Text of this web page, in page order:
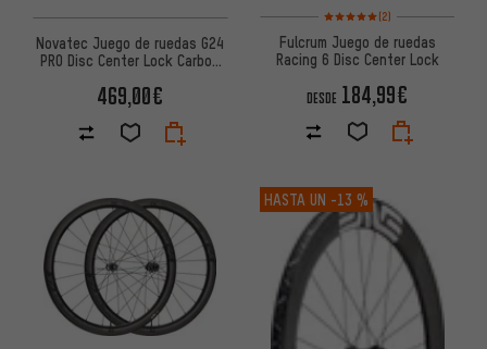
Novatec Juego de ruedas G24
PRO Disc Center Lock Carbon
469,00€
Valoración media: 5 de 5
(2)
Fulcrum Juego de ruedas
Racing 6 Disc Center Lock
DESDE 184,99€
HASTA UN -13 %